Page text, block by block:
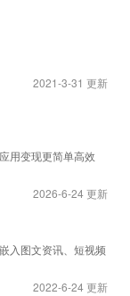
2021-3-31 更新
用变现更简单高效
2026-6-24 更新
入图文资讯、短视频
2022-6-24 更新